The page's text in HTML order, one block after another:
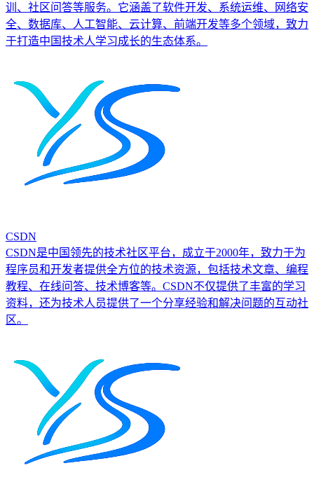
训、社区问答等服务。它涵盖了软件开发、系统运维、网络安
全、数据库、人工智能、云计算、前端开发等多个领域，致力
于打造中国技术人学习成长的生态体系。
CSDN
CSDN是中国领先的技术社区平台，成立于2000年，致力于为
程序员和开发者提供全方位的技术资源，包括技术文章、编程
教程、在线问答、技术博客等。CSDN不仅提供了丰富的学习
资料，还为技术人员提供了一个分享经验和解决问题的互动社
区。